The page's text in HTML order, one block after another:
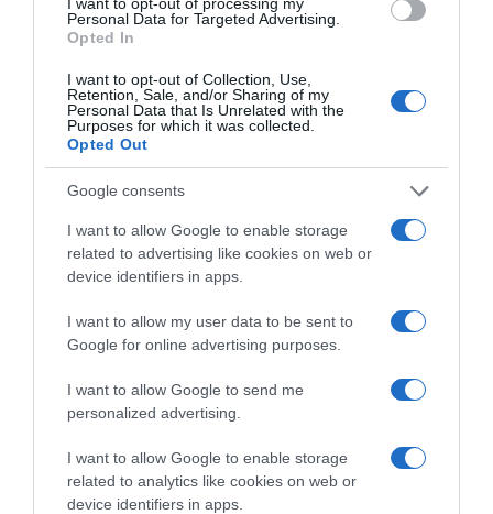
Personal Data for Targeted Advertising.
Opted In
I want to opt-out of Collection, Use,
Retention, Sale, and/or Sharing of my
Personal Data that Is Unrelated with the
Purposes for which it was collected.
Opted Out
Google consents
I want to allow Google to enable storage
related to advertising like cookies on web or
device identifiers in apps.
I want to allow my user data to be sent to
Google for online advertising purposes.
I want to allow Google to send me
personalized advertising.
I want to allow Google to enable storage
related to analytics like cookies on web or
device identifiers in apps.
ΑΘΛΗΤΙΚΑ
Αταμάν για Οσμάν: “Αν παίζαμε σήμερα ή
αύριο δεν θα αγωνιζόταν, είναι σοβαρός ο
Αναφέρθηκε στον τραυματισμού του Οσμάν ο
Τούρκος προπονητής